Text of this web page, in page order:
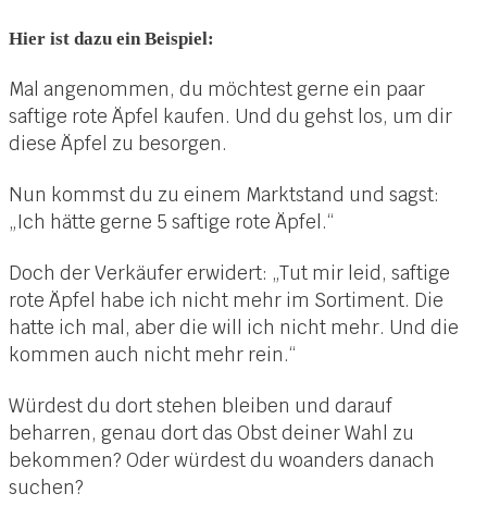
Hier ist dazu ein Beispiel:
Mal angenommen, du möchtest gerne ein paar
saftige rote Äpfel kaufen. Und du gehst los, um dir
diese Äpfel zu besorgen.
Nun kommst du zu einem Marktstand und sagst:
„Ich hätte gerne 5 saftige rote Äpfel.“
Doch der Verkäufer erwidert: „Tut mir leid, saftige
rote Äpfel habe ich nicht mehr im Sortiment. Die
hatte ich mal, aber die will ich nicht mehr. Und die
kommen auch nicht mehr rein.“
Würdest du dort stehen bleiben und darauf
beharren, genau dort das Obst deiner Wahl zu
bekommen? Oder würdest du woanders danach
suchen?